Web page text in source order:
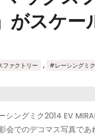
がスケ
ァクトリー , #レーシングミク
シングミク2014 EV
でのデコマス写真であ